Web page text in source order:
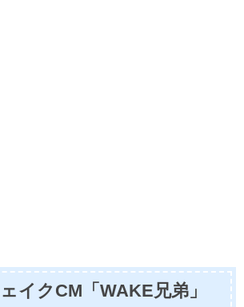
イクCM「WAKE兄弟」